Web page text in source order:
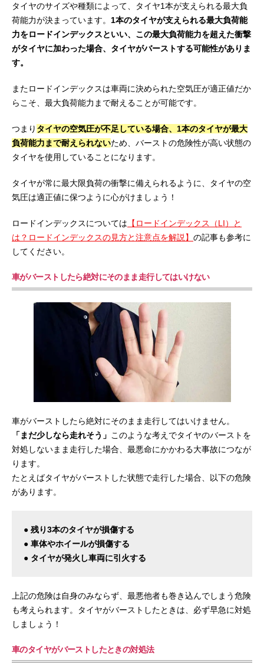
タイヤのサイズや種類によって、タイヤ1本が支えられる最大負
荷能力が決まっています。 1本のタイヤが支えられる最大負荷能
力をロードインデックスといい、この最大負荷能力を超えた衝撃
がタイヤに加わった場合、タイヤがバーストする可能性がありま
す。
またロードインデックスは車両に決められた空気圧が適正値だか
らこそ、最大負荷能力まで耐えることが可能です。
つまり タイヤの空気圧が不足している場合、1本のタイヤが最大
負荷能力まで耐えられないため、バーストの危険性が高い状態の
タイヤを使用していることになります。
タイヤが常に最大限負荷の衝撃に備えられるように、タイヤの空
気圧は適正値に保つように心がけましょう！
ロードインデックスについては 【ロードインデックス（LI）と
は？ロードインデックスの見方と注意点を解説】 の記事も参考に
してください。
車がバーストしたら絶対にそのまま走行してはいけない
車がバーストしたら絶対にそのまま走行してはいけません。
「まだ少しなら走れそう」 このような考えでタイヤのバーストを
対処しないまま走行した場合、最悪命にかかわる大事故につなが
ります。
たとえばタイヤがバーストした状態で走行した場合、以下の危険
があります。
● 残り3本のタイヤが損傷する
● 車体やホイールが損傷する
● タイヤが発火し車両に引火する
上記の危険は自身のみならず、最悪他者も巻き込んでしまう危険
も考えられます。タイヤがバーストしたときは、必ず早急に対処
しましょう！
車のタイヤがバーストしたときの対処法